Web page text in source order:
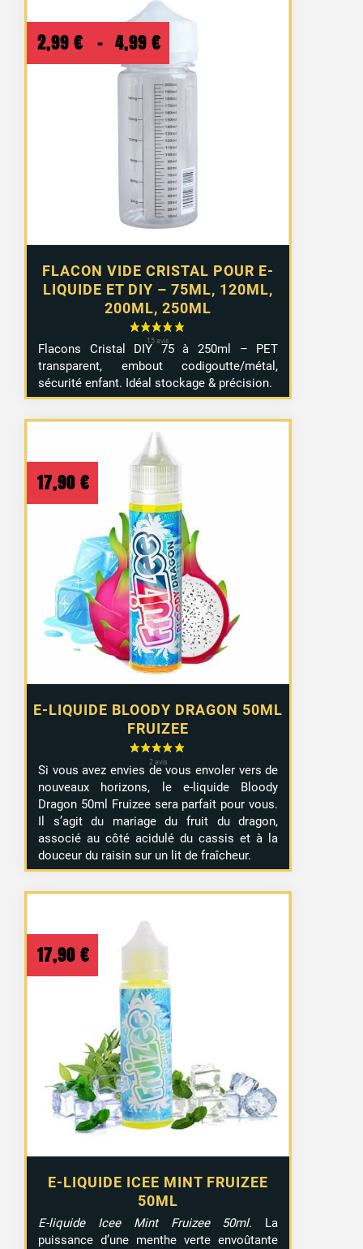
FLACON VIDE CRISTAL POUR E-
LIQUIDE ET DIY – 75ML, 120ML,
200ML, 250ML
2,99 € – 4,99 €
de
prix :
2,99 €
à
4,99 €
Flacons Cristal DIY 75 à 250ml – PET
transparent, embout codigoutte/métal,
sécurité enfant. Idéal stockage & précision.
E-LIQUIDE BLOODY DRAGON 50ML
FRUIZEE
17,90 €
Si vous avez envies de vous envoler vers de
nouveaux horizons, le e-liquide Bloody
Dragon 50ml Fruizee sera parfait pour vous.
Il s’agit du mariage du fruit du dragon,
associé au côté acidulé du cassis et à la
douceur du raisin sur un lit de fraîcheur.
E-LIQUIDE ICEE MINT FRUIZEE
50ML
17,90 €
E-liquide Icee Mint Fruizee 50ml. La
puissance d’une menthe verte envoûtante